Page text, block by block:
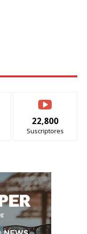
22,800
Suscriptores